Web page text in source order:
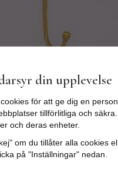
din upplevelse
för att ge dig en
tillförlitliga och
och deras enheter.
om du tillåter alla cookies
på "Inställningar" nedan.